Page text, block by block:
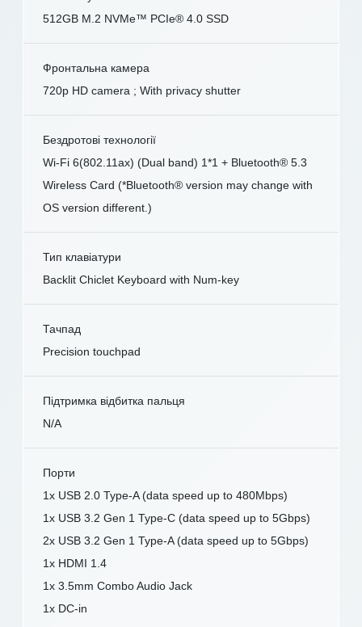
512GB M.2 NVMe™ PCIe® 4.0 SSD
Фронтальна камера
720p HD camera ; With privacy shutter
Бездротові технології
Wi-Fi 6(802.11ax) (Dual band) 1*1 + Bluetooth® 5.3
Wireless Card (*Bluetooth® version may change with
OS version different.)
Тип клавіатури
Backlit Chiclet Keyboard with Num-key
Тачпад
Precision touchpad
Підтримка відбитка пальця
N/A
Порти
1x USB 2.0 Type-A (data speed up to 480Mbps)
1x USB 3.2 Gen 1 Type-C (data speed up to 5Gbps)
2x USB 3.2 Gen 1 Type-A (data speed up to 5Gbps)
1x HDMI 1.4
1x 3.5mm Combo Audio Jack
1x DC-in